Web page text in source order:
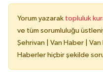
Yorum yazarak topluluk
ve tüm sorumluluğu
Şehrivan | Van Haber |
Haberler hiçbir şekilde